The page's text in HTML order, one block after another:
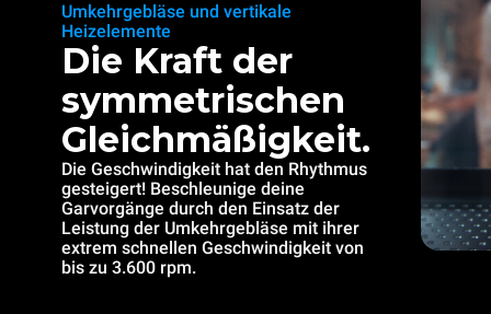
Umkehrgebläse und vertikale
Heizelemente
Die Kraft der
symmetrischen
Gleichmäßigkeit.
Die Geschwindigkeit hat den Rhythmus
gesteigert! Beschleunige deine
Garvorgänge durch den Einsatz der
Leistung der Umkehrgebläse mit ihrer
extrem schnellen Geschwindigkeit von
bis zu 3.600 rpm.